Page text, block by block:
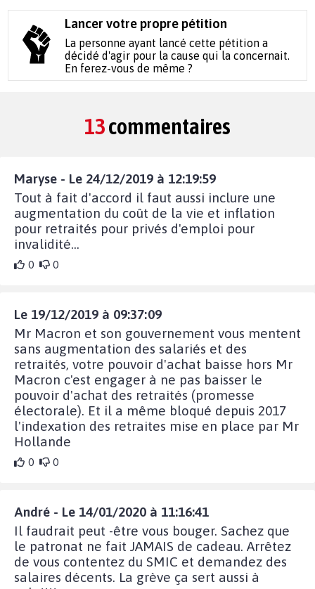
Lancer votre propre pétition
La personne ayant lancé cette pétition a
décidé d'agir pour la cause qui la concernait.
En ferez-vous de même ?
13commentaires
Maryse - Le 24/12/2019 à 12:19:59
Tout à fait d'accord il faut aussi inclure une
augmentation du coût de la vie et inflation
pour retraités pour privés d'emploi pour
invalidité...
0 0
Le 19/12/2019 à 09:37:09
Mr Macron et son gouvernement vous mentent
sans augmentation des salariés et des
retraités, votre pouvoir d'achat baisse hors Mr
Macron c'est engager à ne pas baisser le
pouvoir d'achat des retraités (promesse
électorale). Et il a même bloqué depuis 2017
l'indexation des retraites mise en place par Mr
Hollande
0 0
André - Le 14/01/2020 à 11:16:41
Il faudrait peut -être vous bouger. Sachez que
le patronat ne fait JAMAIS de cadeau. Arrêtez
de vous contentez du SMIC et demandez des
salaires décents. La grève ça sert aussi à